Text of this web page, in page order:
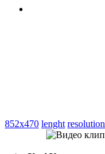
852x470 lenght resolution